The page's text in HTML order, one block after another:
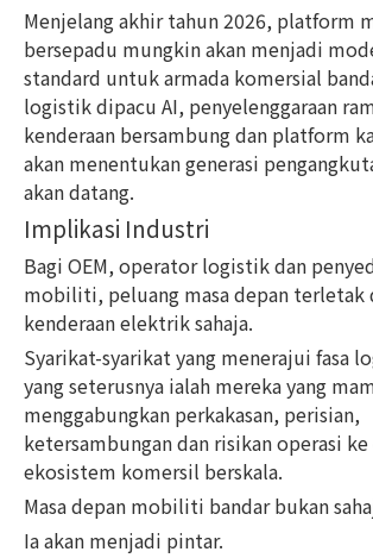
Menjelang akhir tahun 2026, platform
bersepadu mungkin akan menjadi
standard untuk armada komersial
logistik dipacu AI, penyelenggaraan
kenderaan bersambung dan platform
akan menentukan generasi
akan datang.
Implikasi Industri
Bagi OEM, operator logistik dan
mobiliti, peluang masa depan terletak
kenderaan elektrik sahaja.
Syarikat-syarikat yang menerajui fasa
yang seterusnya ialah mereka yang
menggabungkan perkakasan, perisian,
ketersambungan dan risikan operasi
ekosistem komersil berskala.
Masa depan mobiliti bandar bukan
Ia akan menjadi pintar.